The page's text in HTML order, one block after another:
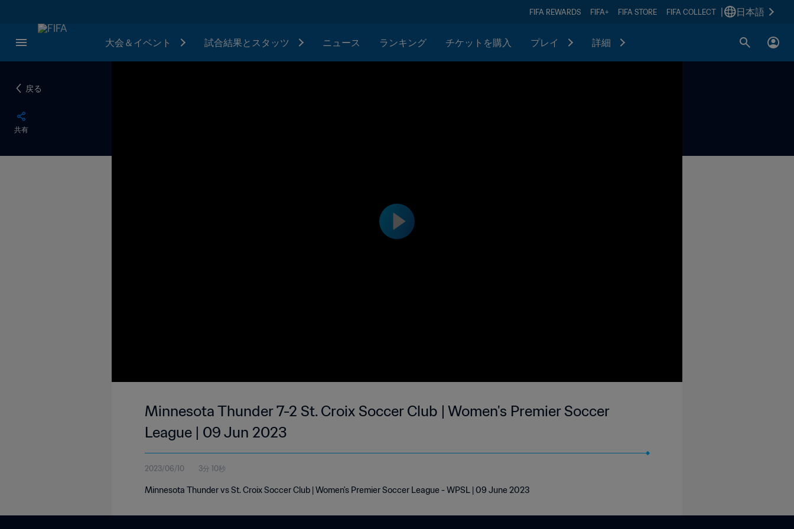
FIFA REWARDS FIFA+ FIFA STORE FIFA COLLECT 日本語
大会＆イベント 試合結果とスタッツ ニュース ランキング チケットを購入 プレイ 詳細
戻る
共有
Minnesota Thunder 7-2 St. Croix Soccer Club | Women's Premier Soccer
League | 09 Jun 2023
2023/06/10 3分 10秒
Minnesota Thunder vs St. Croix Soccer Club | Women's Premier Soccer League - WPSL | 09 June 2023